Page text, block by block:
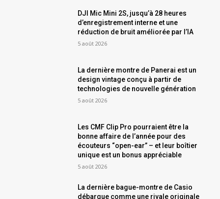
DJI Mic Mini 2S, jusqu’à 28 heures
d’enregistrement interne et une
réduction de bruit améliorée par l’IA
5 août 2026
La dernière montre de Panerai est un
design vintage conçu à partir de
technologies de nouvelle génération
5 août 2026
Les CMF Clip Pro pourraient être la
bonne affaire de l’année pour des
écouteurs “open-ear” – et leur boîtier
unique est un bonus appréciable
5 août 2026
La dernière bague-montre de Casio
débarque comme une rivale originale